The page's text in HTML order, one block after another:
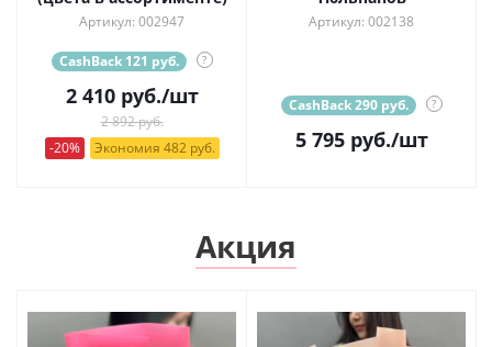
Артикул: 002947
CashBack 121 руб. ?
2 410руб./шт
2 892 руб.
-20%
Экономия 482 руб.
Артикул: 002138
CashBack 290 руб. ?
5 795руб./шт
Акция